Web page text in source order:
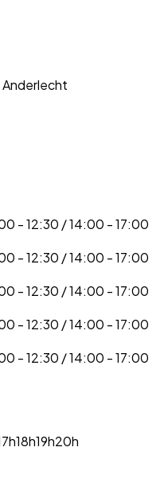
Anderlecht
- 12:30 / 14:00 - 17:00
- 12:30 / 14:00 - 17:00
- 12:30 / 14:00 - 17:00
- 12:30 / 14:00 - 17:00
- 12:30 / 14:00 - 17:00
18h19h20h